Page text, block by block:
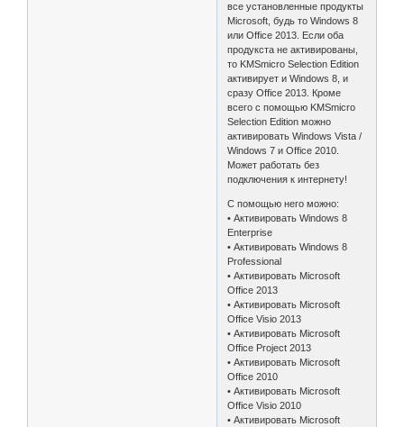
все установленные продукты
Microsoft, будь то Windows 8
или Office 2013. Если оба
продукста не активированы,
то KMSmicro Selection Edition
активирует и Windows 8, и
сразу Office 2013. Кроме
всего с помощью KMSmicro
Selection Edition можно
активировать Windows Vista /
Windows 7 и Office 2010.
Может работать без
подключения к интернету!
С помощью него можно:
• Активировать Windows 8
Enterprise
• Активировать Windows 8
Professional
• Активировать Microsoft
Office 2013
• Активировать Microsoft
Office Visio 2013
• Активировать Microsoft
Office Project 2013
• Активировать Microsoft
Office 2010
• Активировать Microsoft
Office Visio 2010
• Активировать Microsoft